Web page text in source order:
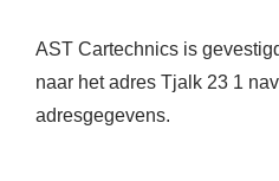
AST Cartechnics is
naar het adres Tjalk 23 1
adresgegevens.